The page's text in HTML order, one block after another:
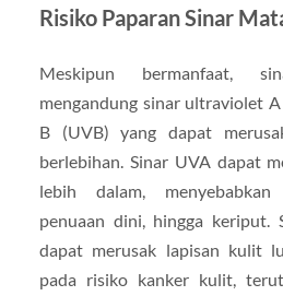
Risiko Paparan Sinar
Meskipun bermanfaat,
mengandung sinar ultraviolet
B (UVB) yang dapat
berlebihan. Sinar UVA dapat
lebih dalam, menyebabkan
penuaan dini, hingga keriput.
dapat merusak lapisan kulit
pada risiko kanker kulit,